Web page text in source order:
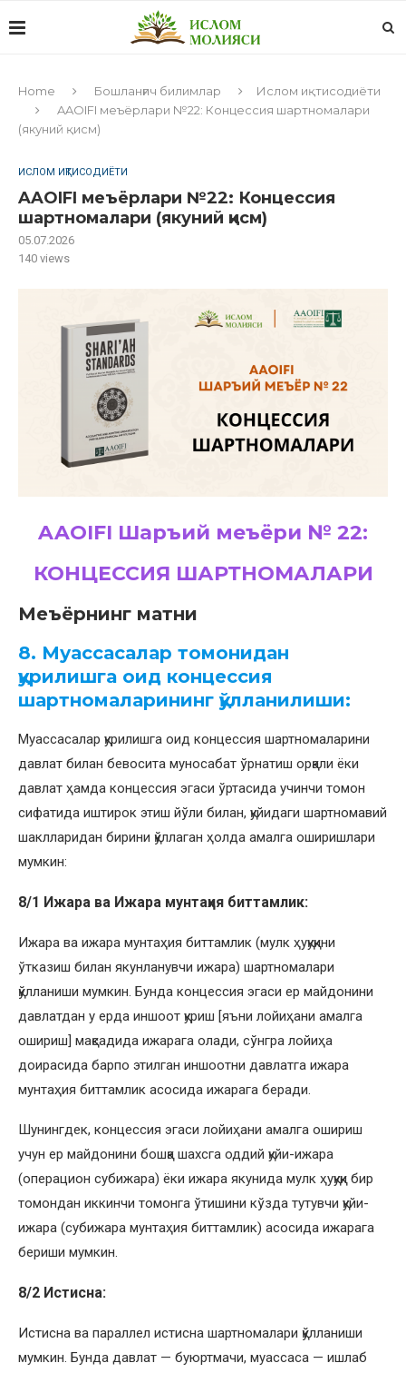
Home Бошланғич билимлар
Ислом иқтисодиёти
AAOIFI меъёрлари №22: Концессия шартномалари
(якуний қисм)
ИСЛОМ ИҚТИСОДИЁТИ
AAOIFI меъёрлари №22: Концессия
шартномалари (якуний қисм)
05.07.2026
140 views
AAOIFI Шаръий меъёри № 22:
КОНЦЕССИЯ ШАРТНОМАЛАРИ
Меъёрнинг матни
8. Муассасалар томонидан
қурилишга оид концессия
шартномаларининг қўлланилиши:
Муассасалар қурилишга оид концессия шартномаларини
давлат билан бевосита муносабат ўрнатиш орқали ёки
давлат ҳамда концессия эгаси ўртасида учинчи томон
сифатида иштирок этиш йўли билан, қуйидаги шартномавий
шаклларидан бирини қўллаган ҳолда амалга оширишлари
мумкин:
8/1 Ижара ва Ижара мунтаҳия биттамлик:
Ижара ва ижара мунтаҳия биттамлик (мулк ҳуқуқини
ўтказиш билан якунланувчи ижара) шартномалари
қўлланиши мумкин. Бунда концессия эгаси ер майдонини
давлатдан у ерда иншоот қуриш [яъни лойиҳани амалга
ошириш] мақсадида ижарага олади, сўнгра лойиҳа
доирасида барпо этилган иншоотни давлатга ижара
мунтаҳия биттамлик асосида ижарага беради.
Шунингдек, концессия эгаси лойиҳани амалга ошириш
учун ер майдонини бошқа шахсга оддий қуйи-ижара
(операцион субижара) ёки ижара якунида мулк ҳуқуқи бир
томондан иккинчи томонга ўтишини кўзда тутувчи қуйи-
ижара (субижара мунтаҳия биттамлик) асосида ижарага
бериши мумкин.
8/2 Истисна:
Истисна ва параллел истисна шартномалари қўлланиши
мумкин. Бунда давлат — буюртмачи, муассаса — ишлаб